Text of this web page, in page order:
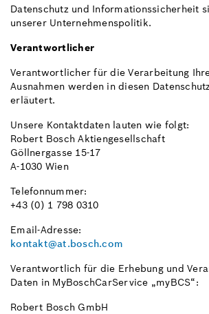
Datenschutz und Informationssicherheit
unserer Unternehmenspolitik.
Verantwortlicher
Verantwortlicher für die Verarbeitung
Ausnahmen werden in diesen
erläutert.
Unsere Kontaktdaten lauten wie folgt:
Robert Bosch Aktiengesellschaft
Göllnergasse 15-17
A-1030 Wien
Telefonnummer:
+43 (0) 1 798 0310
Email-Adresse:
kontakt@at.bosch.com
Verantwortlich für die Erhebung und
Daten in MyBoschCarService „myBCS“:
Robert Bosch GmbH